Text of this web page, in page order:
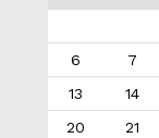
6
7
13
14
20
21